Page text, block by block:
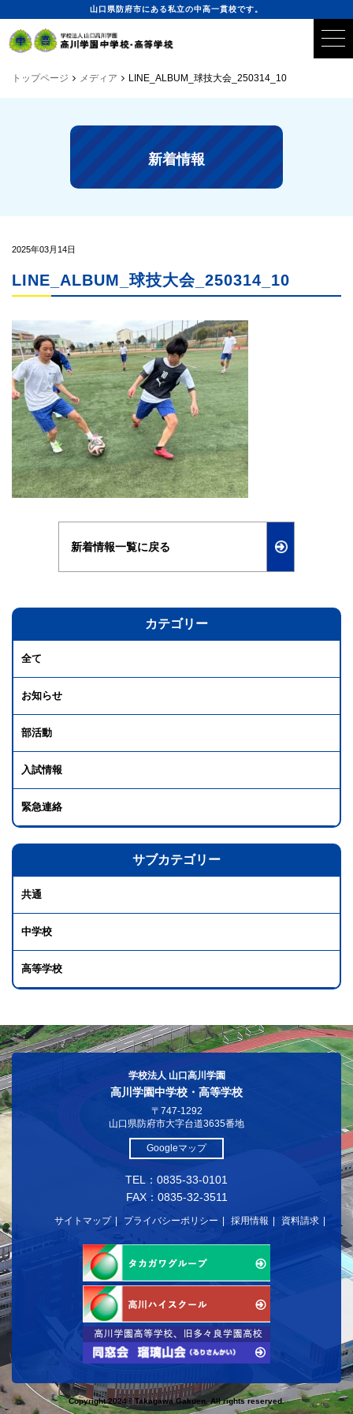
山口県防府市にある私立の中高一貫校です。
トップページ メディア LINE_ALBUM_球技大会_250314_10
新着情報
2025年03月14日
LINE_ALBUM_球技大会_250314_10
新着情報一覧に戻る
カテゴリー
全て
お知らせ
部活動
入試情報
緊急連絡
サブカテゴリー
共通
中学校
高等学校
学校法人 山口高川学園
高川学園中学校・高等学校
〒747-1292
山口県防府市大字台道3635番地
Googleマップ
TEL：0835-33-0101
FAX：0835-32-3511
サイトマップ プライバシーポリシー 採用情報 資料請求
Copyright 2024© Takagawa Gakuen. All rights reserved.